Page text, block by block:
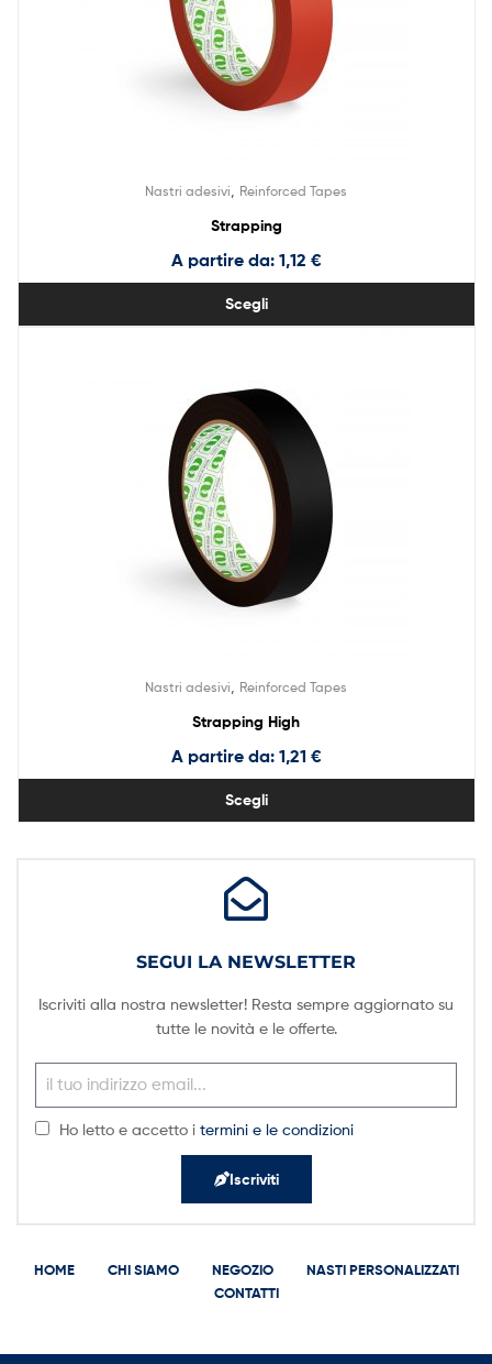
Nastri adesivi Reinforced Tapes
Strapping
A partire da: 1,12 €
Scegli
Nastri adesivi Reinforced Tapes
Strapping High
A partire da: 1,21 €
Scegli
SEGUI LA NEWSLETTER
Iscriviti alla nostra newsletter! Resta sempre aggiornato su
tutte le novità e le offerte.
Ho letto e accetto itermini e le condizioni
Iscriviti
HOME CHI SIAMO NEGOZIO
NASTI PERSONALIZZATI
CONTATTI